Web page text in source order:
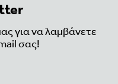
για να λαμβάνετε
σας!